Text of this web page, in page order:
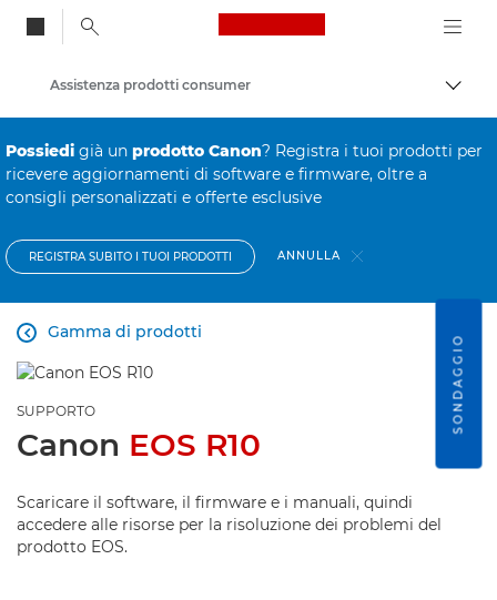
Canon Logo, back
Assistenza prodotti consumer
Possiedi già un prodotto Canon? Registra i tuoi prodotti per
ricevere aggiornamenti di software e firmware, oltre a
consigli personalizzati e offerte esclusive
REGISTRA SUBITO I TUOI PRODOTTI ANNULLA
Gamma di prodotti

SUPPORTO
Canon EOS R10
Scaricare il software, il firmware e i manuali, quindi
accedere alle risorse per la risoluzione dei problemi del
prodotto EOS.
SONDAGGIO